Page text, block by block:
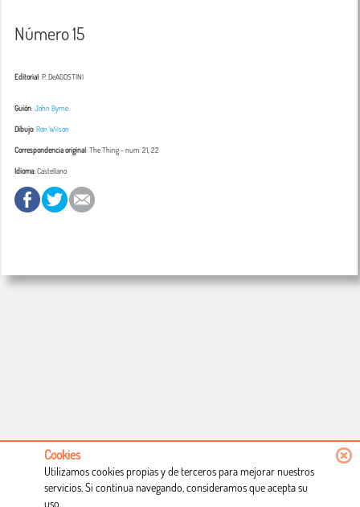
Número 15
Editorial: P. DeAGOSTINI
Guión:John Byrne
Dibujo:Ron Wilson
Correspondencia original:The Thing- num. 21, 22
Idioma:Castellano
Cookies
Utilizamos cookies propias y de terceros para mejorar nuestros
servicios. Si continua navegando, consideramos que acepta su
uso.